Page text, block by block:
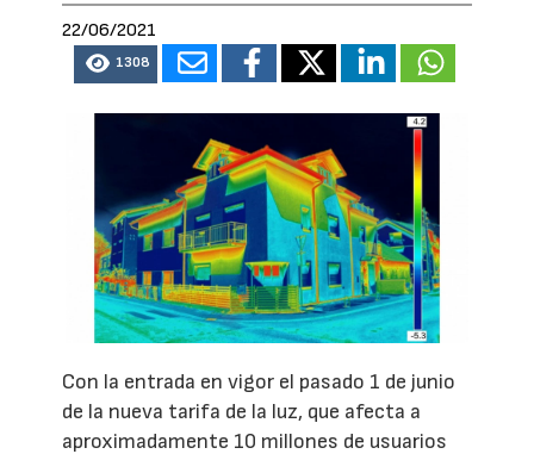
22/06/2021
1308
Con la entrada en vigor el pasado 1 de junio
de la nueva tarifa de la luz, que afecta a
aproximadamente 10 millones de usuarios